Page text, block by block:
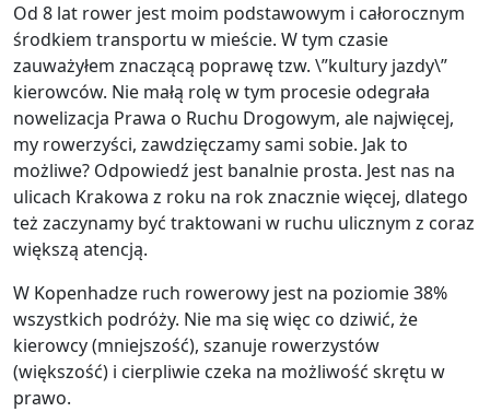
Od 8 lat rower jest moim podstawowym i całorocznym
środkiem transportu w mieście. W tym czasie
zauważyłem znaczącą poprawę tzw. \”kultury jazdy\”
kierowców. Nie małą rolę w tym procesie odegrała
nowelizacja Prawa o Ruchu Drogowym, ale najwięcej,
my rowerzyści, zawdzięczamy sami sobie. Jak to
możliwe? Odpowiedź jest banalnie prosta. Jest nas na
ulicach Krakowa z roku na rok znacznie więcej, dlatego
też zaczynamy być traktowani w ruchu ulicznym z coraz
większą atencją.
W Kopenhadze ruch rowerowy jest na poziomie 38%
wszystkich podróży. Nie ma się więc co dziwić, że
kierowcy (mniejszość), szanuje rowerzystów
(większość) i cierpliwie czeka na możliwość skrętu w
prawo.